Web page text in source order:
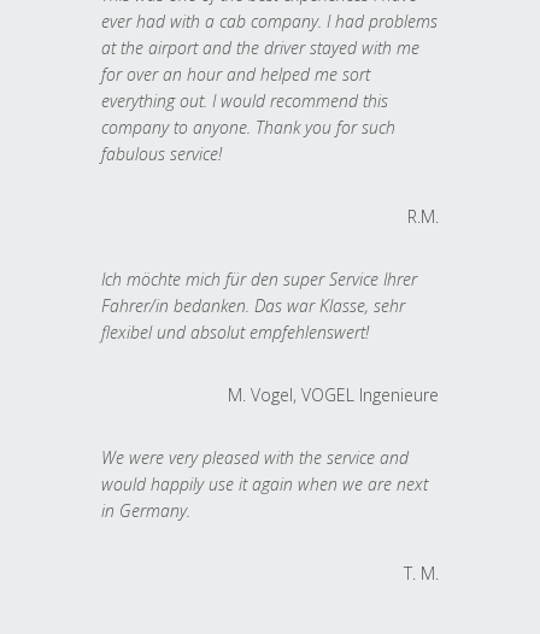
ever had with a cab company. I had problems
at the airport and the driver stayed with me
for over an hour and helped me sort
everything out. I would recommend this
company to anyone. Thank you for such
fabulous service!
R.M.
Ich möchte mich für den super Service Ihrer
Fahrer/in bedanken. Das war Klasse, sehr
flexibel und absolut empfehlenswert!
M. Vogel, VOGEL Ingenieure
We were very pleased with the service and
would happily use it again when we are next
in Germany.
T. M.